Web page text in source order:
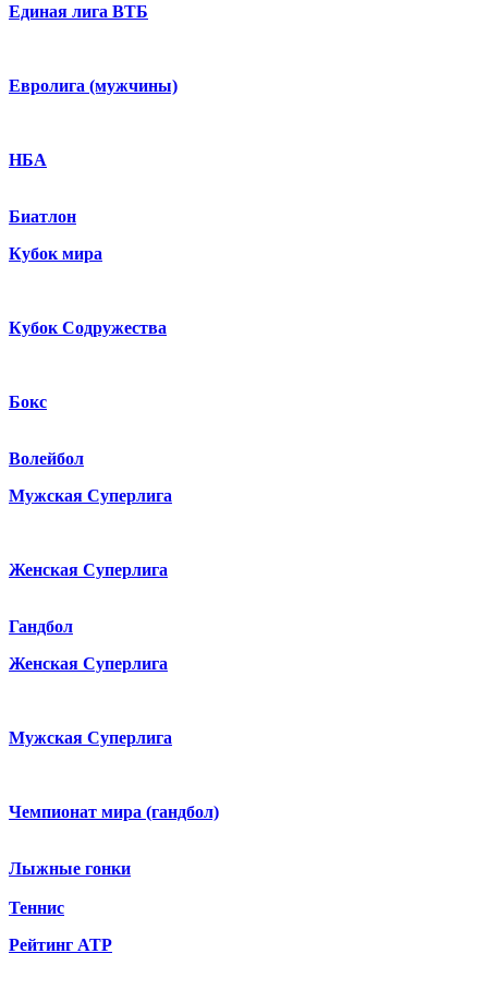
Единая лига ВТБ
Евролига (мужчины)
НБА
Биатлон
Кубок мира
Кубок Содружества
Бокс
Волейбол
Мужская Суперлига
Женская Суперлига
Гандбол
Женская Суперлига
Мужская Суперлига
Чемпионат мира (гандбол)
Лыжные гонки
Теннис
Рейтинг ATP